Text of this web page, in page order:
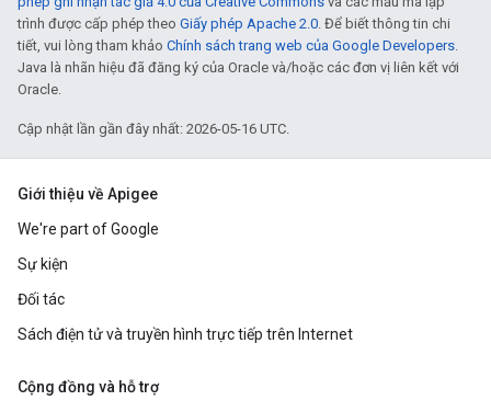
trình được cấp phép theo Giấy phép Apache 2.0. Để biết thông tin chi
tiết, vui lòng tham khảo Chính sách trang web của Google Developers.
Java là nhãn hiệu đã đăng ký của Oracle và/hoặc các đơn vị liên kết với
Oracle.
Cập nhật lần gần đây nhất: 2026-05-16 UTC.
Giới thiệu về Apigee
We're part of Google
Sự kiện
Đối tác
Sách điện tử và truyền hình trực tiếp trên Internet
Cộng đồng và hỗ trợ